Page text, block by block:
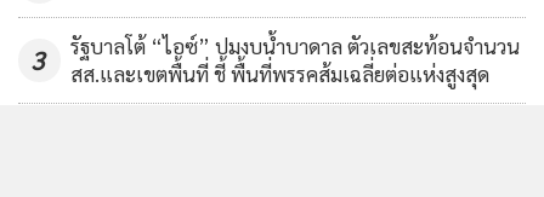
3
รัฐบาลโต้ “ไอซ์” ปมงบน้ำบาดาล ตัวเลขสะท้อนจำนวน
สส.และเขตพื้นที่ ชี้ พื้นที่พรรคส้มเฉลี่ยต่อแห่งสูงสุด